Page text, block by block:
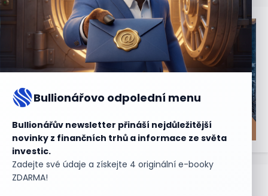
Bullionářovo odpolední menu
Bullionářův newsletter přináší nejdůležitější
novinky z finančních trhů a informace ze světa
investic.
Zadejte své údaje a získejte 4 originální e-booky
ZDARMA!Aktuální